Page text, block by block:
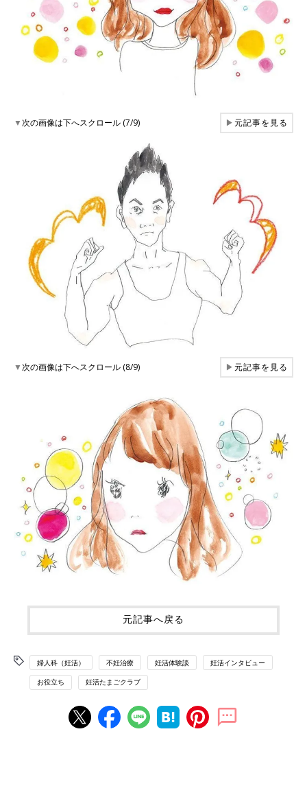
▼次の画像は下へスクロール (7/9) ▶元記事を見る
▼次の画像は下へスクロール (8/9) ▶元記事を見る
元記事へ戻る
婦人科（妊活） 不妊治療 妊活体験談 妊活インタビュー
お役立ち 妊活たまごクラブ